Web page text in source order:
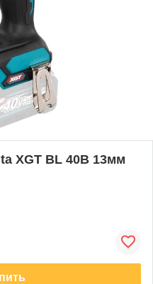
XGT BL 40В 13мм